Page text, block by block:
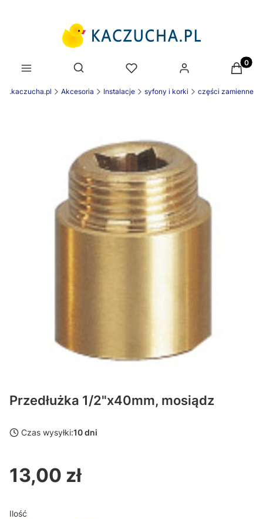
Otwórz wyszukiwarkę
Akcesoria Instalacje syfony i korki części zamienne
Przedłużka 1/2"x40mm, mosiądz
Czas wysyłki:10 dni
Cena
13,00 zł
Ilość